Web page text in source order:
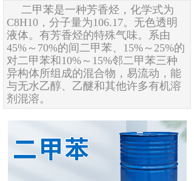
二甲苯是一种芳香烃，化学式为
C8H10，分子量为106.17。无色透明
液体。有芳香烃的特殊气味。系由
45%～70%的间二甲苯、15%～25%的
对二甲苯和10%～15%邻二甲苯三种
异构体所组成的混合物，易流动，能
与无水乙醇、乙醚和其他许多有机溶
剂混溶。